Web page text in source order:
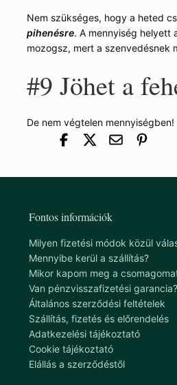
Nem szükséges, hogy a heted
pihenésre. A mennyiség helyett
mozogsz, mert a szenvedésnek
#9 Jöhet a
De nem végtelen mennyiségben!
Fontos információk
Milyen fizetési módok közül
Mennyibe kerül a szállítás?
Mikor kapom meg a
Van pénzvisszafizetési garancia?
Általános szerződési feltételek
Szállítás, fizetés és előrendelés
Adatkezelési tájékoztató
Cookie tájékoztató
Elállás a szerződéstől